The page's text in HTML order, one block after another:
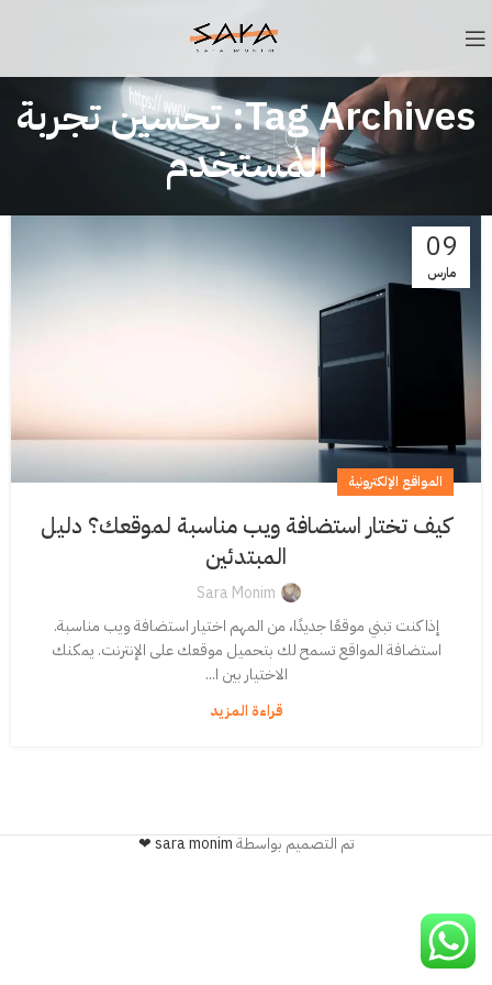
Tag Archives: تحسين تجربة
المستخدم
09
مارس
المواقع الإلكترونية
كيف تختار استضافة ويب مناسبة لموقعك؟ دليل
المبتدئين
Sara Monim
إذا كنت تبني موقعًا جديدًا، من المهم اختيار استضافة ويب مناسبة.
استضافة المواقع تسمح لك بتحميل موقعك على الإنترنت. يمكنك
الاختيار بين ا...
قراءة المزيد
تم التصميم بواسطةsara monim ❤